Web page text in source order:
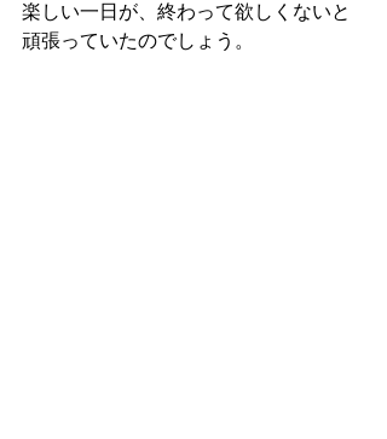
楽しい一日が、終わって欲しくないと
頑張っていたのでしょう。